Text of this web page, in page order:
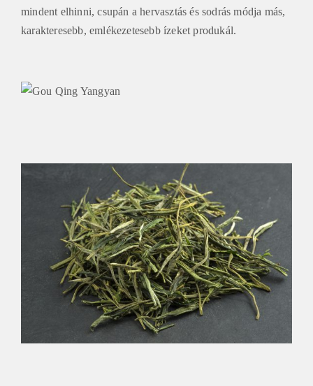
mindent elhinni, csupán a hervasztás és sodrás módja más,
karakteresebb, emlékezetesebb ízeket produkál.